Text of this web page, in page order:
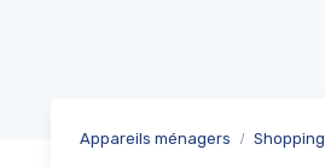
Appareils ménagers Shopping